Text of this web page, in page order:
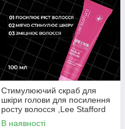
Стимулюючий скраб для
шкіри голови для посилення
росту волосся ,Lee Stafford
,100мл
В наявності